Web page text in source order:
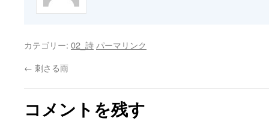
カテゴリー: 02_詩 パーマリンク
← 刺さる雨
コメントを残す